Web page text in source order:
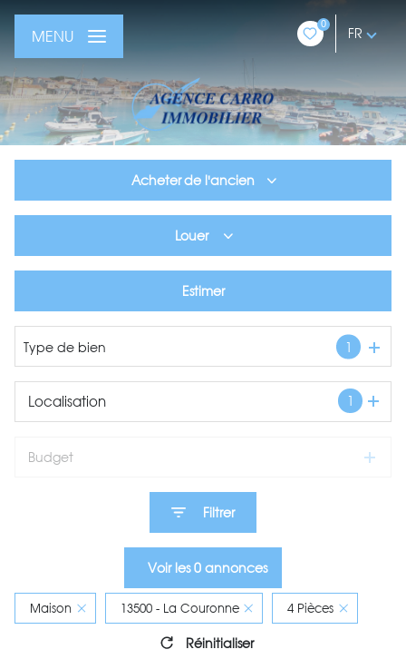
0
FR
MENU
Acheterde l'ancien
Louer
Estimer
Type de bien 1
1
Localisation
Budget
Filtrer
Voir les0 annonces
Maison 13500 - La Couronne 4 Pièces
Réinitialiser